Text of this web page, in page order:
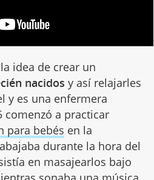
idea de crear un
nacidos y así relajarles
y es una enfermera
comenzó a practicar
para bebés en la
durante la hora del
en masajearlos bajo